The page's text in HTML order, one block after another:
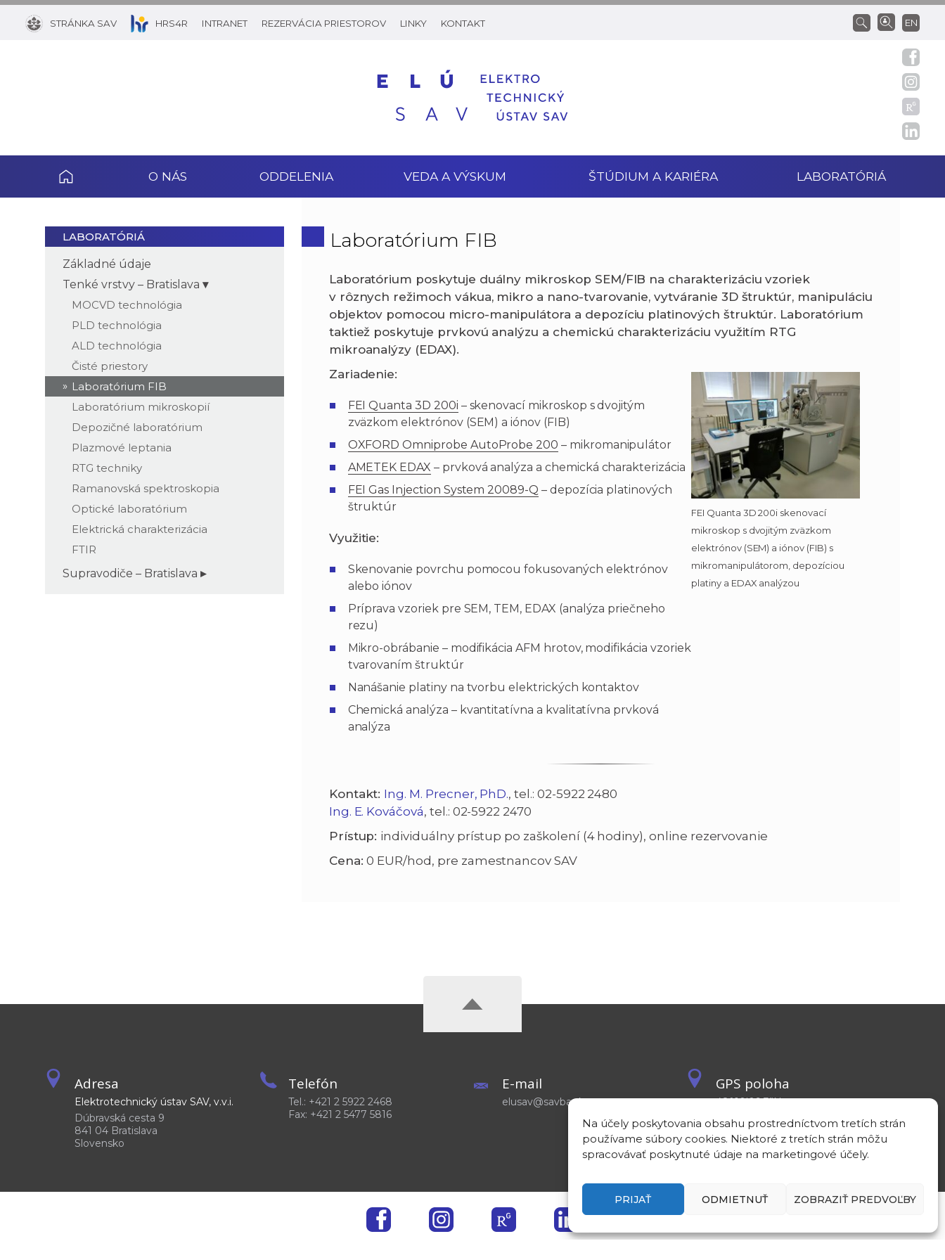
Na účely poskytovania obsahu prostredníctvom tretích strán
používame súbory cookies. Niektoré z tretích strán môžu
spracovávať poskytnuté údaje na marketingové účely.
PRIJAŤ ODMIETNUŤ ZOBRAZIŤ PREDVOĽBY
STRÁNKA SAV HRS4R INTRANET REZERVÁCIA PRIESTOROV LINKY KONTAKT EN
O NÁS ODDELENIA VEDA A VÝSKUM ŠTÚDIUM A KARIÉRA LABORATÓRIÁ
LABORATÓRIÁ
Základné údaje
Tenké vrstvy – Bratislava
MOCVD technológia
PLD technológia
ALD technológia
Čisté priestory
Laboratórium FIB
Laboratórium mikroskopií
Depozičné laboratórium
Plazmové leptania
RTG techniky
Ramanovská spektroskopia
Optické laboratórium
Elektrická charakterizácia
FTIR
Supravodiče – Bratislava
Laboratórium FIB
Laboratórium poskytuje duálny mikroskop SEM/FIB na charakterizáciu vzoriek
v rôznych režimoch vákua, mikro a nano-tvarovanie, vytváranie 3D štruktúr, manipuláciu
objektov pomocou micro-manipulátora a depozíciu platinových štruktúr. Laboratórium
taktiež poskytuje prvkovú analýzu a chemickú charakterizáciu využitím RTG
mikroanalýzy (EDAX).
Zariadenie:
FEI Quanta 3D 200i – skenovací mikroskop s dvojitým
zväzkom elektrónov (SEM) a iónov (FIB)
OXFORD Omniprobe AutoProbe 200 – mikromanipulátor
AMETEK EDAX – prvková analýza a chemická charakterizácia
FEI Gas Injection System 20089-Q – depozícia platinových
štruktúr
Využitie:
Skenovanie povrchu pomocou fokusovaných elektrónov
alebo iónov
Príprava vzoriek pre SEM, TEM, EDAX (analýza priečneho
rezu)
Mikro-obrábanie – modifikácia AFM hrotov, modifikácia vzoriek
tvarovaním štruktúr
Nanášanie platiny na tvorbu elektrických kontaktov
Chemická analýza – kvantitatívna a kvalitatívna prvková
analýza
FEI Quanta 3D 200i skenovací
mikroskop s dvojitým zväzkom
elektrónov (SEM) a iónov (FIB) s
mikromanipulátorom, depozíciou
platiny a EDAX analýzou
Kontakt: Ing. M. Precner, PhD., tel.: 02-5922 2480
Ing. E. Kováčová, tel.: 02-5922 2470
Prístup: individuálny prístup po zaškolení (4 hodiny), online rezervovanie
Cena:0 EUR/hod, pre zamestnancov SAV
Adresa
Elektrotechnický ústav SAV, v.v.i.
Dúbravská cesta 9
841 04 Bratislava
Slovensko
Telefón
Tel.: +421 2 5922 2468
Fax: +421 2 5477 5816
E-mail
elusav@savba.sk
GPS poloha
48°10'09.3”N